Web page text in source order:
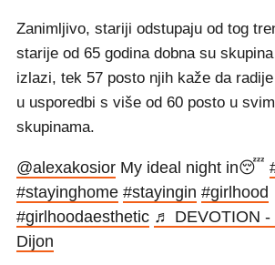
Zanimljivo, stariji odstupaju od tog
starije od 65 godina dobna su
izlazi, tek 57 posto njih kaže da
u usporedbi s više od 60 posto u
skupinama.
@alexakosior My ideal night in😴
#stayinghome #stayingin #girlhood
#girlhoodaesthetic ♬ DEVOTION -
Dijon